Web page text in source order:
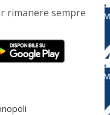
rimanere sempre